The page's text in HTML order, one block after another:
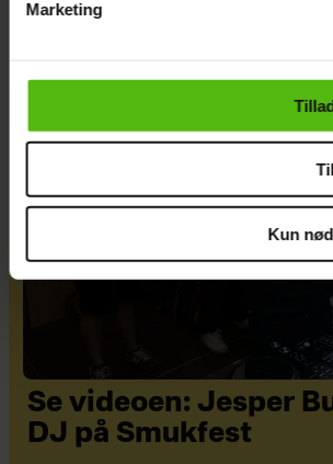
cookiepolitik
Marketing
Kun
Se videoen: Jesper
DJ på Smukfest